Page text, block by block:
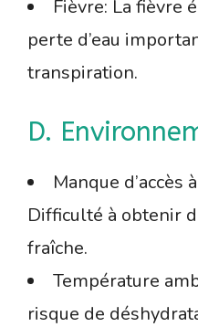
Fièvre: La fièvre
perte d’eau
transpiration.
D.
Manque d’accès
Difficulté à obtenir
fraîche.
Température
risque de